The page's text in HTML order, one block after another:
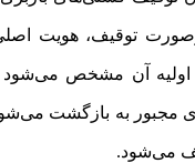
توقیف، هویت
اولیه آن مشخص می‌شود
مجبور به بازگشت می‌شود
می‌شود.